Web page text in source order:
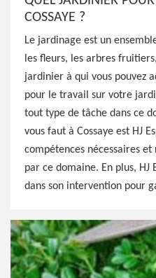
COSSAYE ?
Le jardinage est un
les fleurs, les arbres
jardinier à qui vous pouvez
pour le travail sur votre
tout type de tâche dans ce
vous faut à Cossaye est HJ
compétences nécessaires
par ce domaine. En plus, HJ
dans son intervention pour